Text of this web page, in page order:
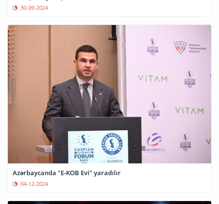
30-09-2024
Azərbaycanda "E-KOB Evi" yaradılır
04-12-2024